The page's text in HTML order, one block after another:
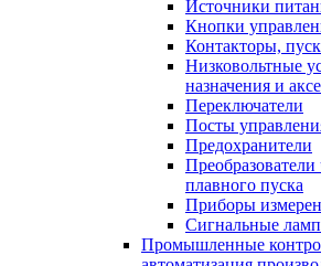
Источники
Кнопки
Контакторы,
Низковольтные
назначения и
Переключатели
Посты
Предохранители
Преобразователи
плавного пуска
Приборы
Сигнальные
Промышленные